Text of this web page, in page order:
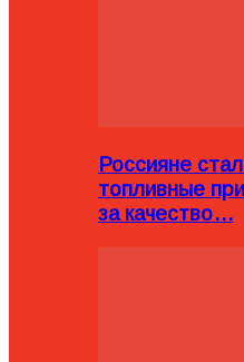
Россияне
топливные
за качество…